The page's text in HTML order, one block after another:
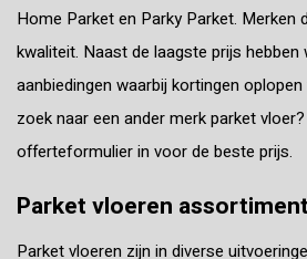
Home Parket en Parky Parket. Merken
kwaliteit. Naast de laagste prijs hebben
aanbiedingen waarbij kortingen
zoek naar een ander merk parket
offerteformulier in voor de beste prijs.
Parket vloeren assortiment
Parket vloeren zijn in diverse